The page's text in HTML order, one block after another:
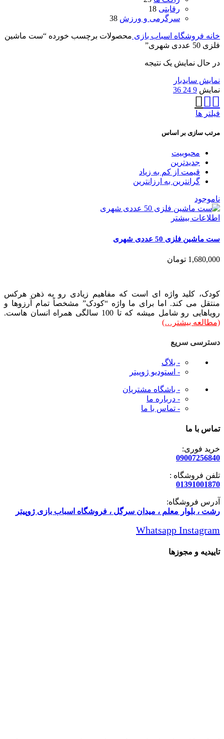
رقابتی 18
سرگرمی و ورزش 38
خانه فروشگاه اسباب بازی محصولات برچسب خورده “ست ماشین
فلزی 50 عددی شهری”
در حال نمایش یک نتیجه
نمایش سایدبار
نمایش 9
24
36
فیلتر ها
مرتب سازی بر اساس
محبوبیت
جدیدترین
قیمت از کم به زیاد
گرانترین به ارزانترین
ناموجود
اطلاعات بیشتر
ست ماشین فلزی 50 عددی شهری
1,680,000 تومان
کودک، کلید واژه ای است که مفاهیم زیادی رو به ذهن هرکس
منتقل می کند. اما برای ما واژه “کودک” مشخصاً تمام آرزوها و
رویاهایی رو شامل میشه که تا 100 سالگی همراه انسان هاست.
(مطالعه بیشتر…)
دسترسی سریع
- بلاگ
- استودیو ژوپیتر
- باشگاه مشتریان
- درباره ما
- تماس با ما
تماس با ما
خرید فوری:
09007256840
تلفن فروشگاه :
01391001870
آدرس فروشگاه:
رشت ، بلوار معلم ، میدان سرگل ، فروشگاه اسباب بازی ژوپیتر
Whatsapp Instagram
تاییدیه و مجوزها